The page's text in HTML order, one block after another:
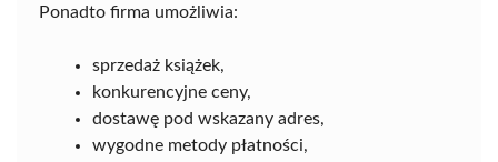
Ponadto firma umożliwia:
sprzedaż książek,
konkurencyjne ceny,
dostawę pod wskazany adres,
wygodne metody płatności,